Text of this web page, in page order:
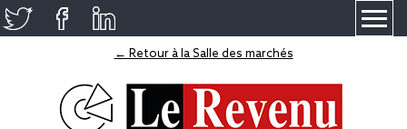
← Retour à la Salle des marchés